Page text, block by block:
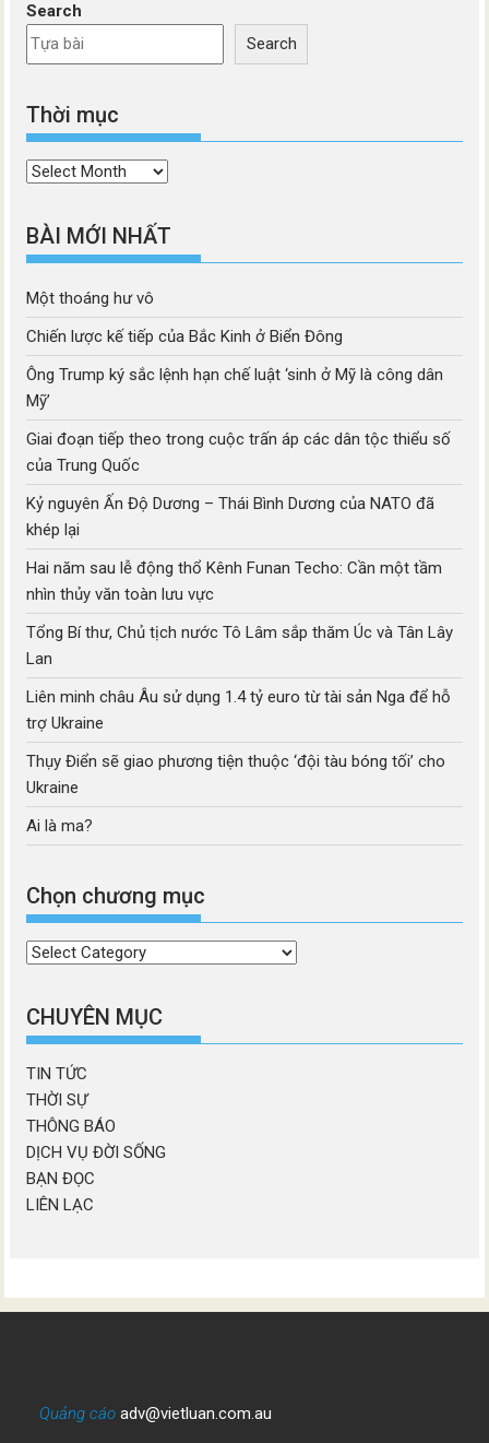
Search
Search
Thời mục
Thời
BÀI MỚI NHẤT
Một thoáng hư vô
Chiến lược kế tiếp của Bắc Kinh ở Biển Đông
Ông Trump ký sắc lệnh hạn chế luật ‘sinh ở Mỹ là công dân
Mỹ’
Giai đoạn tiếp theo trong cuộc trấn áp các dân tộc thiểu số
của Trung Quốc
Kỷ nguyên Ấn Độ Dương – Thái Bình Dương của NATO đã
khép lại
Hai năm sau lễ động thổ Kênh Funan Techo: Cần một tầm
nhìn thủy văn toàn lưu vực
Tổng Bí thư, Chủ tịch nước Tô Lâm sắp thăm Úc và Tân Lây
Lan
Liên minh châu Âu sử dụng 1.4 tỷ euro từ tài sản Nga để hỗ
trợ Ukraine
Thụy Điển sẽ giao phương tiện thuộc ‘đội tàu bóng tối’ cho
Ukraine
Ai là ma?
Chọn chương mục
Chọn
mục
CHUYÊN MỤC
TIN TỨC
THỜI SỰ
THÔNG BÁO
DỊCH VỤ ĐỜI SỐNG
BẠN ĐỌC
LIÊN LẠC
Quảng cáo adv@vietluan.com.au